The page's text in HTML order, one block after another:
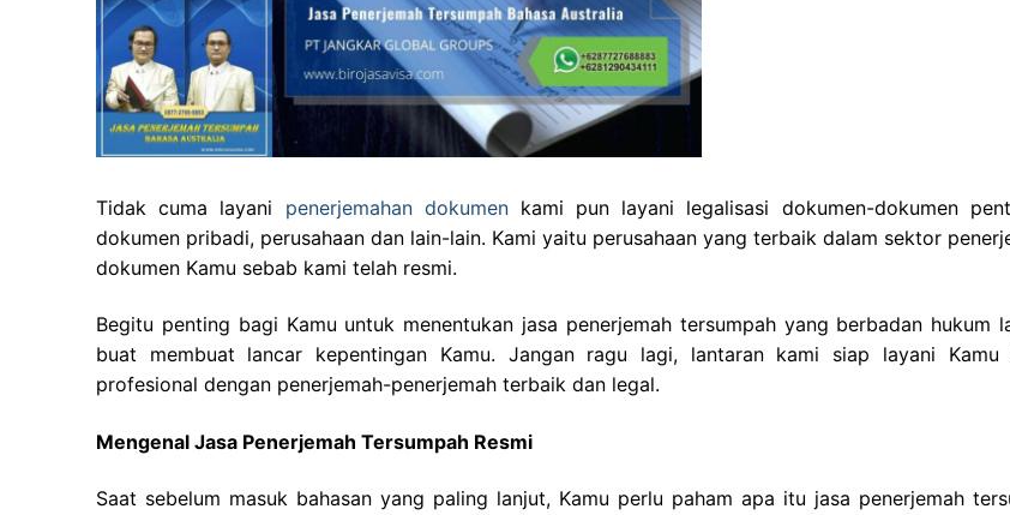
Tidak cuma layani penerjemahan dokumenkami pun layani legalisasi dokumen-dokumen
dokumen pribadi, perusahaan dan lain-lain. Kami yaitu perusahaan yang terbaik dalam sektor
dokumen Kamu sebab kami telah resmi.
Begitu penting bagi Kamu untuk menentukan jasa penerjemah tersumpah yang berbadan hukum
buat membuat lancar kepentingan Kamu. Jangan ragu lagi, lantaran kami siap layani Kamu
profesional dengan penerjemah-penerjemah terbaik dan legal.
Mengenal Jasa Penerjemah Tersumpah Resmi
Saat sebelum masuk bahasan yang paling lanjut, Kamu perlu paham apa itu jasa penerjemah